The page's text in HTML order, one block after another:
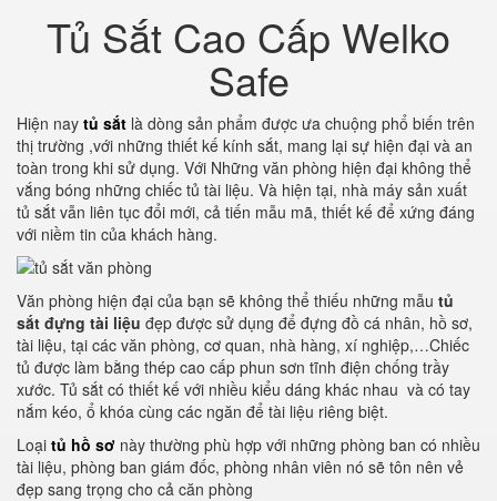
Tủ Sắt Cao Cấp Welko
Safe
Hiện nay tủ sắt là dòng sản phẩm được ưa chuộng phổ biến trên
thị trường ,với những thiết kế kính sắt, mang lại sự hiện đại và an
toàn trong khi sử dụng. Với Những văn phòng hiện đại không thể
vắng bóng những chiếc tủ tài liệu. Và hiện tại, nhà máy sản xuất
tủ sắt vẫn liên tục đổi mới, cả tiến mẫu mã, thiết kế để xứng đáng
với niềm tin của khách hàng.
Văn phòng hiện đại của bạn sẽ không thể thiếu những mẫu tủ
sắt đựng tài liệu đẹp được sử dụng để đựng đồ cá nhân, hồ sơ,
tài liệu, tại các văn phòng, cơ quan, nhà hàng, xí nghiệp,…Chiếc
tủ được làm bằng thép cao cấp phun sơn tĩnh điện chống trầy
xước. Tủ sắt có thiết kế với nhiều kiểu dáng khác nhau và có tay
nắm kéo, ổ khóa cùng các ngăn để tài liệu riêng biệt.
Loại tủ hồ sơ này thường phù hợp với những phòng ban có nhiều
tài liệu, phòng ban giám đốc, phòng nhân viên nó sẽ tôn nên vẻ
đẹp sang trọng cho cả căn phòng